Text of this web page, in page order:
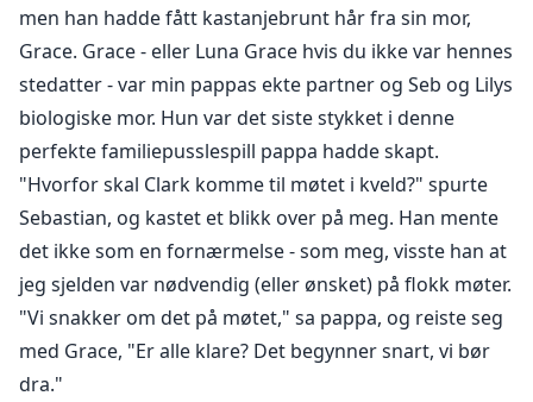
men han hadde fått kastanjebrunt hår fra sin mor,
Grace. Grace - eller Luna Grace hvis du ikke var hennes
stedatter - var min pappas ekte partner og Seb og Lilys
biologiske mor. Hun var det siste stykket i denne
perfekte familiepusslespill pappa hadde skapt.
"Hvorfor skal Clark komme til møtet i kveld?" spurte
Sebastian, og kastet et blikk over på meg. Han mente
det ikke som en fornærmelse - som meg, visste han at
jeg sjelden var nødvendig (eller ønsket) på flokk møter.
"Vi snakker om det på møtet," sa pappa, og reiste seg
med Grace, "Er alle klare? Det begynner snart, vi bør
dra."